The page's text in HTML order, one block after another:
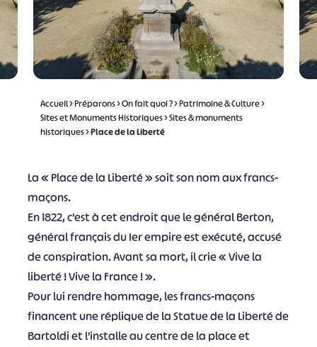
Accueil>Préparons>On fait quoi ?>Patrimoine & Culture>
Sites et Monuments Historiques>Sites & monuments
historiques>Place de la Liberté
La « Place de la Liberté » soit son nom aux francs-
maçons.
En 1822, c’est à cet endroit que le général Berton,
général français du Ier empire est exécuté, accusé
de conspiration. Avant sa mort, il crie « Vive la
liberté ! Vive la France ! ».
Pour lui rendre hommage, les francs-maçons
financent une réplique de la Statue de la Liberté de
Bartoldi et l’installe au centre de la place et